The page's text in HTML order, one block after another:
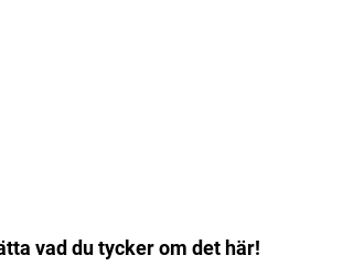
vad du tycker om det här!